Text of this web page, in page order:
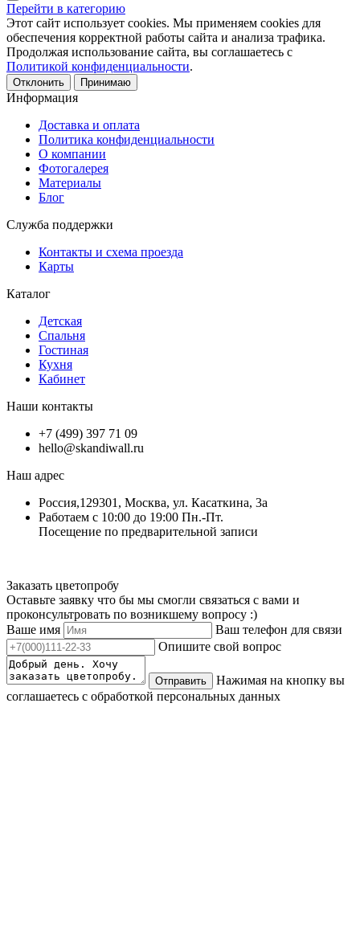
Перейти в категорию
Этот сайт использует cookies. Мы применяем cookies для
обеспечения корректной работы сайта и анализа трафика.
Продолжая использование сайта, вы соглашаетесь с
Политикой конфиденциальности.
Отклонить Принимаю
Информация
Доставка и оплата
Политика конфиденциальности
О компании
Фотогалерея
Материалы
Блог
Служба поддержки
Контакты и схема проезда
Карты
Каталог
Детская
Спальня
Гостиная
Кухня
Кабинет
Наши контакты
+7 (499) 397 71 09
hello@skandiwall.ru
Наш адрес
Россия,129301, Москва, ул. Касаткина, 3а
Работаем с 10:00 до 19:00 Пн.-Пт.
Посещение по предварительной записи
Заказать цветопробу
Оставьте заявку что бы мы смогли связаться с вами и
проконсультровать по возникшему вопросу :)
Ваше имя
Ваш телефон для связи
Опишите свой вопрос
Отправить
Нажимая на кнопку вы
соглашаетесь с обработкой персональных данных